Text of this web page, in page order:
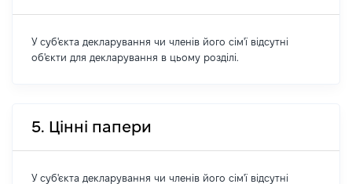
У суб'єкта декларування чи членів його сім'ї відсутні
об'єкти для декларування в цьому розділі.
5. Цінні папери
У суб'єкта декларування чи членів його сім'ї відсутні